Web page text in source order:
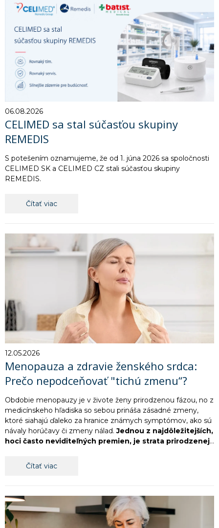
06.08.2026
CELIMED sa stal súčasťou skupiny
REMEDIS
S potešením oznamujeme, že od 1. júna 2026 sa spoločnosti
CELIMED SK a CELIMED CZ stali súčasťou skupiny
REMEDIS.
Čítať viac
12.05.2026
Menopauza a zdravie ženského srdca:
Prečo nepodceňovať "tichú zmenu“?
Obdobie menopauzy je v živote ženy prirodzenou fázou, no z
medicínskeho hľadiska so sebou prináša zásadné zmeny,
ktoré siahajú ďaleko za hranice známych symptómov, ako sú
návaly horúčavy či zmeny nálad.Jednou z najdôležitejších,
hoci často neviditeľných premien, je strata prirodzenej
Čítať viac